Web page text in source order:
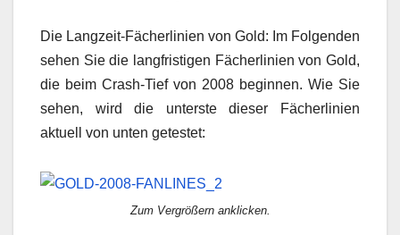
Die Langzeit-Fächerlinien von Gold: Im Folgenden
sehen Sie die langfristigen Fächerlinien von Gold,
die beim Crash-Tief von 2008 beginnen. Wie Sie
sehen, wird die unterste dieser Fächerlinien
aktuell von unten getestet:
Zum Vergrößern anklicken.